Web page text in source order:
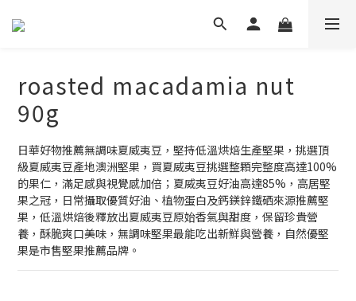
roasted macadamia nut
90g
日華好物推薦無調味夏威夷豆，堅持低溫烘焙生產堅果，挑選頂
級夏威夷豆產地澳洲堅果，買夏威夷豆挑選整顆完整度高達100%
的果仁，滿足感與視覺感加倍；夏威夷豆好油高達85%，高居堅
果之冠，日常攝取優質好油、植物蛋白及鈣鎂鋅鐵硒來源推薦堅
果，低溫烘焙後釋放出夏威夷豆原始香氣與甜度，保留珍貴營
養，酥脆爽口美味，無調味堅果最能吃出新鮮與營養，自然優堅
果是市售堅果推薦品牌。